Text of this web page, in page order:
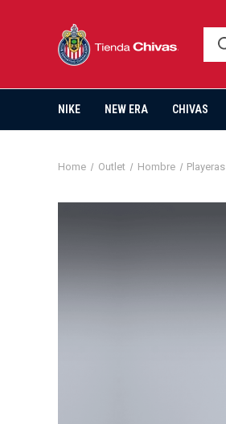
NIKE NEW ERA CHIVAS
Home Outlet Hombre Playeras